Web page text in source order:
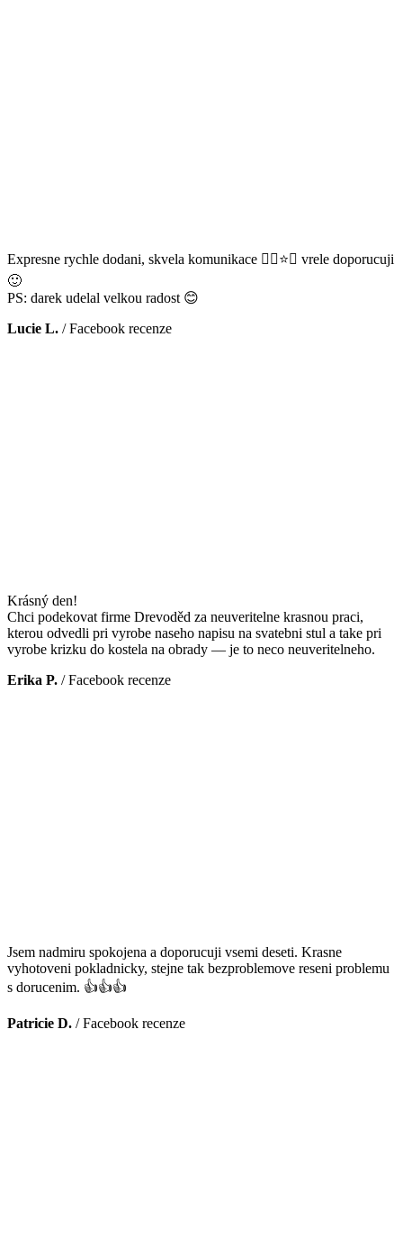
Expresne rychle dodani, skvela komunikace 👌🏻⭐️😊 vrele doporucuji
🙂
PS: darek udelal velkou radost 😊
Lucie L. /Facebook recenze
Krásný den!
Chci podekovat firme Drevoděd za neuveritelne krasnou praci,
kterou odvedli pri vyrobe naseho napisu na svatebni stul a take pri
vyrobe krizku do kostela na obrady — je to neco neuveritelneho.
Erika P. /Facebook recenze
Jsem nadmiru spokojena a doporucuji vsemi deseti. Krasne
vyhotoveni pokladnicky, stejne tak bezproblemove reseni problemu
s dorucenim. 👍👍👍
Patricie D. /Facebook recenze